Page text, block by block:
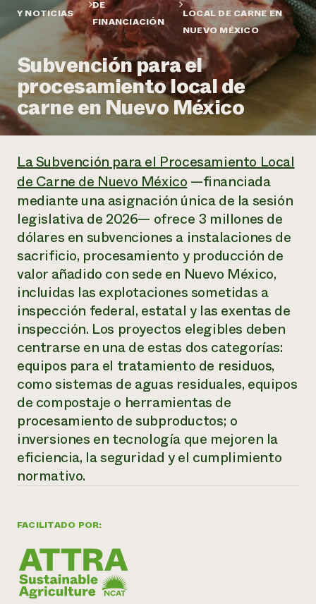
Informes anuales y financieros
Historias de impacto
Informe de
impacto 2024
LEER EL INFORME
Latinos en la agricultura
Sistemas alimentarios locales
Agricultura urbana
Las mujeres en la agricultura
Evento anual de reciclaje de productos electrónicos
Programa de descuentos de NorthWestern Energy
Servicios energéticos comerciales
Servicios energéticos residenciales
LIHEAP
Centro de intercambio de información AgriSolar
Blog
Podcasts
Publicaciones
Cursos cortos
Vídeos
Oportunidades de financiación
Noticias
Internship Hub
Buscar prácticas
Contratar a un becario
un
directa de
1-800-346-
Asociaciones empresariales
Donar
Donaciones planificadas
Boletín
Consultas de los medios de comunicación
Todos
contribuyen a la
resiliencia de la
comunidad.
DONAR AHORA
Y NOTICIAS
DE
FINANCIACIÓN
LOCAL DE CARNE EN
NUEVO MÉXICO
Subvención para el
procesamiento local de
carne en Nuevo México
FACILITADO POR:
La Subvención para el Procesamiento Local
de Carne de Nuevo México—financiada
mediante una asignación única de la sesión
legislativa de 2026— ofrece 3 millones de
dólares en subvenciones a instalaciones de
sacrificio, procesamiento y producción de
valor añadido con sede en Nuevo México,
incluidas las explotaciones sometidas a
inspección federal, estatal y las exentas de
inspección. Los proyectos elegibles deben
centrarse en una de estas dos categorías:
equipos para el tratamiento de residuos,
como sistemas de aguas residuales, equipos
de compostaje o herramientas de
procesamiento de subproductos; o
inversiones en tecnología que mejoren la
eficiencia, la seguridad y el cumplimiento
normativo.